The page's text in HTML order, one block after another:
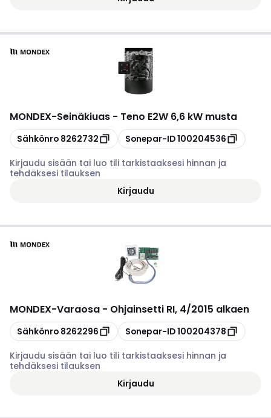
MONDEX-Seinäkiuas - Teno E2W 6,6 kW musta
Kopioi
Sähkönro 8262732 Kopioi
Sonepar-ID100204536
Kirjaudu sisään tai luo tili tarkistaaksesi hinnan ja
tehdäksesi tilauksen
Kirjaudu
MONDEX-Varaosa - Ohjainsetti RI, 4/2015 alkaen
Kopioi
Sähkönro 8262296 Kopioi
Sonepar-ID100204378
Kirjaudu sisään tai luo tili tarkistaaksesi hinnan ja
tehdäksesi tilauksen
Kirjaudu